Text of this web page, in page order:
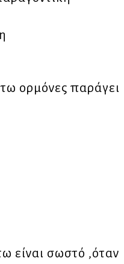
ορμόνες παράγει
είναι σωστό ,όταν